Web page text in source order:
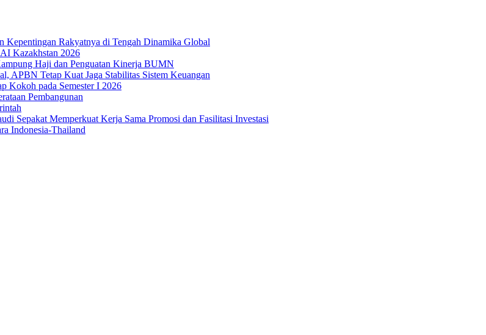
Rakyatnya di Tengah Dinamika Global
Kazakhstan 2026
Haji dan Penguatan Kinerja BUMN
APBN Tetap Kuat Jaga Stabilitas Sistem Keuangan
Kokoh pada Semester I 2026
Pembangunan
Sepakat Memperkuat Kerja Sama Promosi dan Fasilitasi Investasi
Indonesia-Thailand